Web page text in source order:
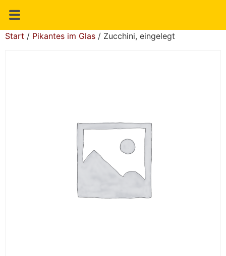
Start / Pikantes im Glas / Zucchini, eingelegt